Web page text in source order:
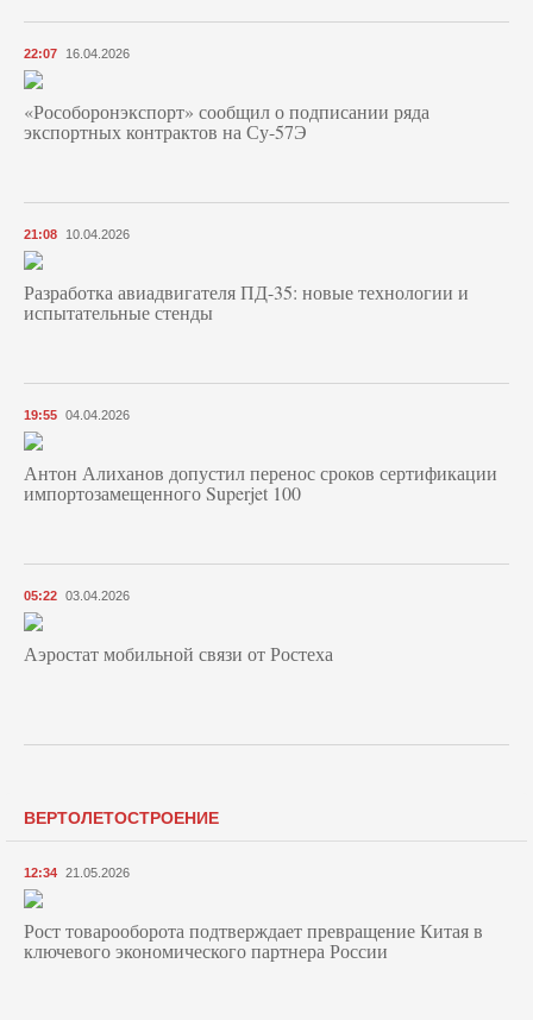
22:07 16.04.2026
«Рособоронэкспорт» сообщил о подписании ряда
экспортных контрактов на Су-57Э
21:08 10.04.2026
Разработка авиадвигателя ПД-35: новые технологии и
испытательные стенды
19:55 04.04.2026
Антон Алиханов допустил перенос сроков сертификации
импортозамещенного Superjet 100
05:22 03.04.2026
Аэростат мобильной связи от Ростеха
ВЕРТОЛЕТОСТРОЕНИЕ
12:34 21.05.2026
Рост товарооборота подтверждает превращение Китая в
ключевого экономического партнера России